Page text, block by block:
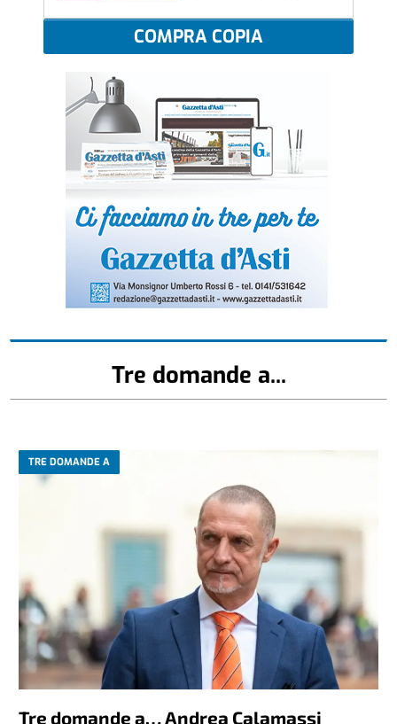
COMPRA COPIA
Tre domande a...
TRE DOMANDE A
Tre domande a… Andrea Calamassi